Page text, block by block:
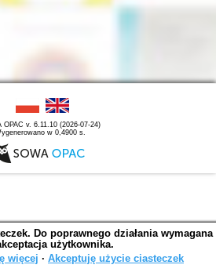
OPAC v. 6.11.10 (2026-07-24)
w 0,4900 s.
Do poprawnego działania wymagana
użytkownika.
więcej ∙ Akceptuję użycie ciasteczek